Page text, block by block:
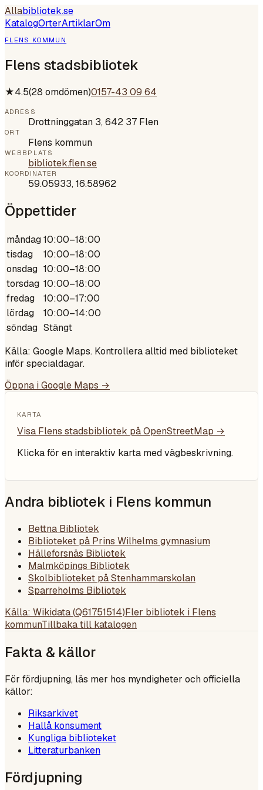
Allabibliotek.se
KatalogOrterArtiklarOm
FLENS KOMMUN
Flens stadsbibliotek
★4.5(28 omdömen)0157-43 09 64
ADRESS
Drottninggatan 3, 642 37 Flen
ORT
Flens kommun
WEBBPLATS
bibliotek.flen.se
KOORDINATER
59.05933,16.58962
Öppettider
måndag10:00–18:00
tisdag
10:00–18:00
onsdag 10:00–18:00
torsdag 10:00–18:00
fredag
10:00–17:00
lördag
10:00–14:00
söndag Stängt
Källa: Google Maps. Kontrollera alltid med biblioteket
inför specialdagar.
Öppna i Google Maps →
KARTA
Visa Flens stadsbibliotek på OpenStreetMap →
Klicka för en interaktiv karta med vägbeskrivning.
Andra bibliotek i Flens kommun
Bettna Bibliotek
Biblioteket på Prins Wilhelms gymnasium
Hälleforsnäs Bibliotek
Malmköpings Bibliotek
Skolbiblioteket på Stenhammarskolan
Sparreholms Bibliotek
Källa: Wikidata (Q61751514)Fler bibliotek i Flens
kommunTillbaka till katalogen
Fakta & källor
För fördjupning, läs mer hos myndigheter och officiella
källor:
Riksarkivet
Hallå konsument
Kungliga biblioteket
Litteraturbanken
Fördjupning